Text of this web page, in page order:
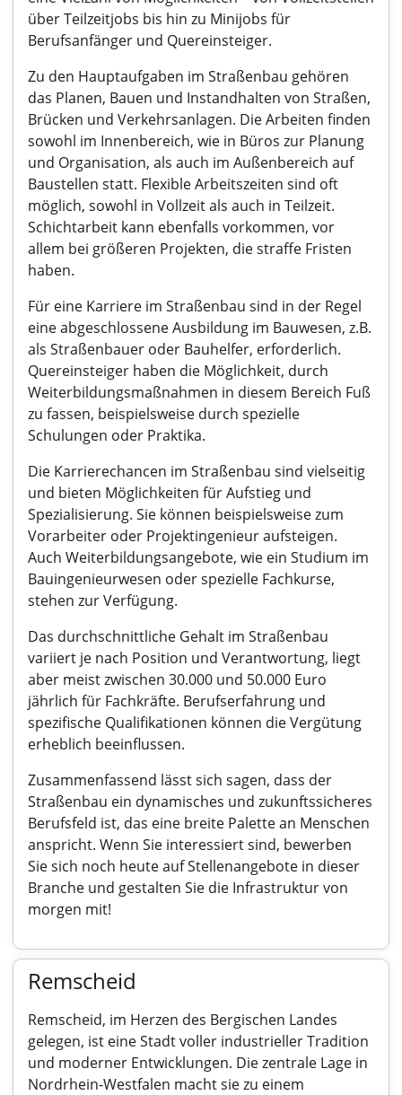
über Teilzeitjobs bis hin zu Minijobs für
Berufsanfänger und Quereinsteiger.
Zu den Hauptaufgaben im Straßenbau gehören
das Planen, Bauen und Instandhalten von Straßen,
Brücken und Verkehrsanlagen. Die Arbeiten finden
sowohl im Innenbereich, wie in Büros zur Planung
und Organisation, als auch im Außenbereich auf
Baustellen statt. Flexible Arbeitszeiten sind oft
möglich, sowohl in Vollzeit als auch in Teilzeit.
Schichtarbeit kann ebenfalls vorkommen, vor
allem bei größeren Projekten, die straffe Fristen
haben.
Für eine Karriere im Straßenbau sind in der Regel
eine abgeschlossene Ausbildung im Bauwesen, z.B.
als Straßenbauer oder Bauhelfer, erforderlich.
Quereinsteiger haben die Möglichkeit, durch
Weiterbildungsmaßnahmen in diesem Bereich Fuß
zu fassen, beispielsweise durch spezielle
Schulungen oder Praktika.
Die Karrierechancen im Straßenbau sind vielseitig
und bieten Möglichkeiten für Aufstieg und
Spezialisierung. Sie können beispielsweise zum
Vorarbeiter oder Projektingenieur aufsteigen.
Auch Weiterbildungsangebote, wie ein Studium im
Bauingenieurwesen oder spezielle Fachkurse,
stehen zur Verfügung.
Das durchschnittliche Gehalt im Straßenbau
variiert je nach Position und Verantwortung, liegt
aber meist zwischen 30.000 und 50.000 Euro
jährlich für Fachkräfte. Berufserfahrung und
spezifische Qualifikationen können die Vergütung
erheblich beeinflussen.
Zusammenfassend lässt sich sagen, dass der
Straßenbau ein dynamisches und zukunftssicheres
Berufsfeld ist, das eine breite Palette an Menschen
anspricht. Wenn Sie interessiert sind, bewerben
Sie sich noch heute auf Stellenangebote in dieser
Branche und gestalten Sie die Infrastruktur von
morgen mit!
Remscheid
Remscheid, im Herzen des Bergischen Landes
gelegen, ist eine Stadt voller industrieller Tradition
und moderner Entwicklungen. Die zentrale Lage in
Nordrhein-Westfalen macht sie zu einem